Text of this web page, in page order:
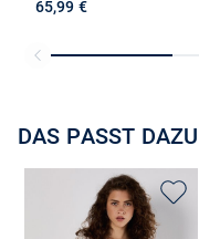
65,99 €
DAS PASST DAZU